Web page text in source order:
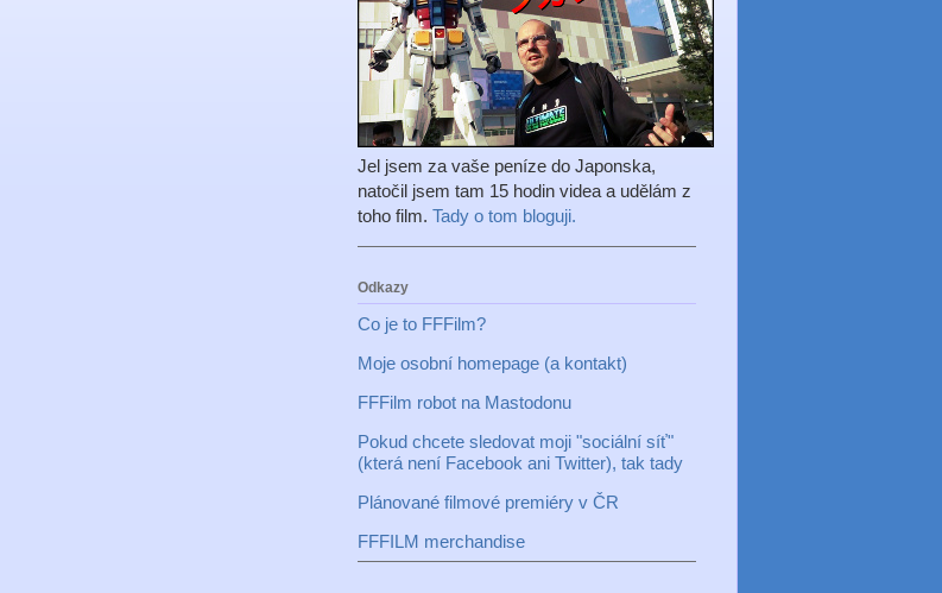
Jel jsem za vaše peníze do Japonska,
natočil jsem tam 15 hodin videa a udělám z
toho film. Tady o tom bloguji.
Odkazy
Co je to FFFilm?
Moje osobní homepage (a kontakt)
FFFilm robot na Mastodonu
Pokud chcete sledovat moji "sociální síť"
(která není Facebook ani Twitter), tak tady
Plánované filmové premiéry v ČR
FFFILM merchandise